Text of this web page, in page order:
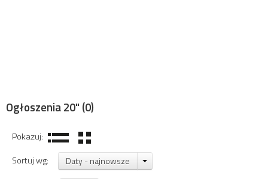
Ogłoszenia 20" (0)
Pokazuj:
Sortuj wg:
Daty - najnowsze